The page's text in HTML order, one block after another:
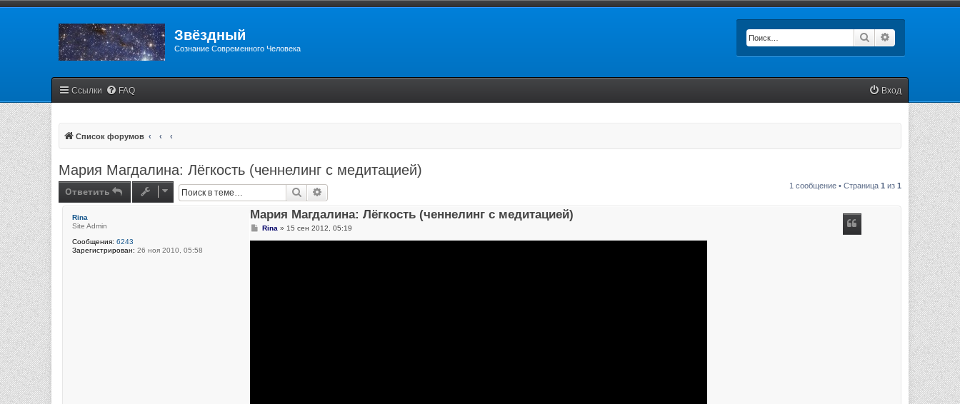
Звёздный
Сознание Современного Человека
Поиск
Ссылки FAQ Вход
Список форумов
Мария Магдалина: Лёгкость (ченнелинг с медитацией)
Ответить Поиск 1 сообщение • Страница 1 из 1
Rina
Site Admin
Сообщения: 6243
Зарегистрирован: 26 ноя 2010, 05:58
Мария Магдалина: Лёгкость (ченнелинг с медитацией)
СRina » 15 сен 2012, 05:19